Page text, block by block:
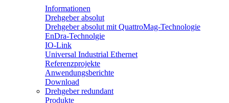
Informationen
Drehgeber absolut
Drehgeber absolut mit QuattroMag-Technologie
EnDra-Technolgie
IO-Link
Universal Industrial Ethernet
Referenzprojekte
Anwendungsberichte
Download
Drehgeber redundant
Produkte